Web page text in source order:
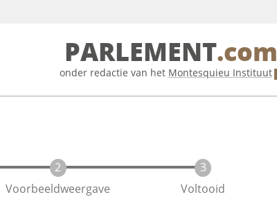
PARLEMENT.com
onder redactie van het Montesquieu Instituut
Voorbeeldweergave Voltooid